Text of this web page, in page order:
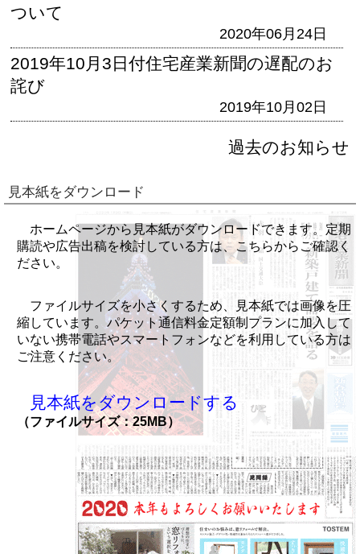
ついて
2020年06月24日
2019年10月3日付住宅産業新聞の遅配のお
詫び
2019年10月02日
過去のお知らせ
見本紙をダウンロード
ホームページから見本紙がダウンロードできます。定期
購読や広告出稿を検討している方は、こちらからご確認く
ださい。
ファイルサイズを小さくするため、見本紙では画像を圧
縮しています。パケット通信料金定額制プランに加入して
いない携帯電話やスマートフォンなどを利用している方は
ご注意ください。
見本紙をダウンロードする
（ファイルサイズ：25MB）